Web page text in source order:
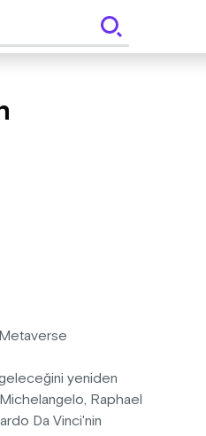
Metaverse
geleceğini yeniden
Raphael
Da Vinci'nin